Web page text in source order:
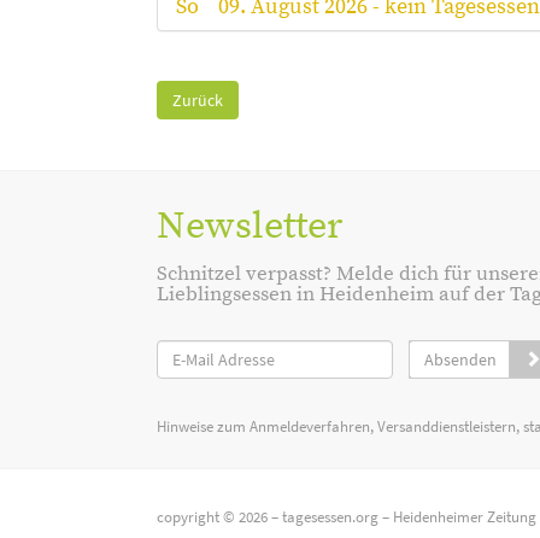
So 09. August 2026 - kein Tagesessen
Zurück
Newsletter
Schnitzel verpasst? Melde dich für
Lieblingsessen in Heidenheim auf der
Absenden
Hinweise zum Anmeldeverfahren, Versanddienstleistern,
copyright © 2026 –tagesessen.org– Heidenheimer Zeitung